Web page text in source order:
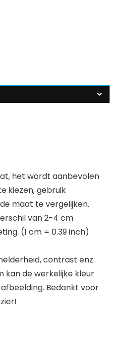
het wordt aanbevolen
kiezen, gebruik
maat te vergelijken.
van 2-4 cm
(1 cm = 0.39 inch)
contrast enz.
de werkelijke kleur
Bedankt voor